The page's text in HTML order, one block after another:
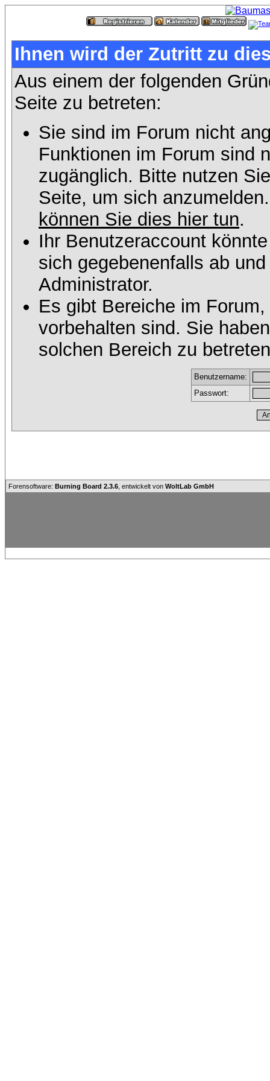
Ihnen wird der Zutritt zu
Aus einem der folgenden
Seite zu betreten:
Sie sind im Forum nicht
Funktionen im Forum sind
zugänglich. Bitte nutzen
Seite, um sich
können Sie dies hier tun.
Ihr Benutzeraccount
sich gegebenenfalls ab
Administrator.
Es gibt Bereiche im
vorbehalten sind. Sie
solchen Bereich zu
Benutzername:
Passwort:
Forensoftware: Burning Board 2.3.6 , entwickelt von WoltLab GmbH